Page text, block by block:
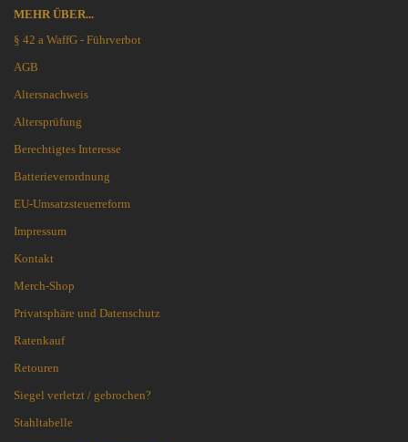
MEHR ÜBER...
§ 42 a WaffG - Führverbot
AGB
Altersnachweis
Altersprüfung
Berechtigtes Interesse
Batterieverordnung
EU-Umsatzsteuerreform
Impressum
Kontakt
Merch-Shop
Privatsphäre und Datenschutz
Ratenkauf
Retouren
Siegel verletzt / gebrochen?
Stahltabelle